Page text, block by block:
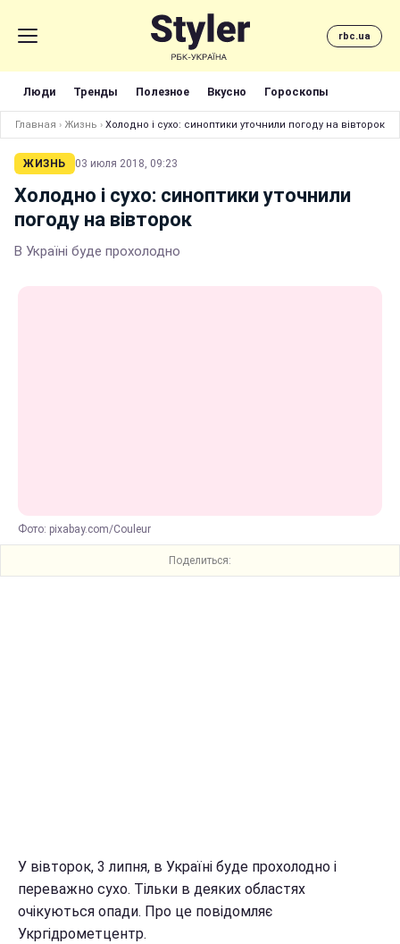
rbc.ua
Люди Тренды Полезное Вкусно Гороскопы
Главная › Жизнь › Холодно і сухо: синоптики уточнили погоду на вівторок
ЖИЗНЬ 03 июля 2018, 09:23
Холодно і сухо: синоптики уточнили
погоду на вівторок
В Україні буде прохолодно
Фото: pixabay.com/Couleur
Поделиться:
У вівторок, 3 липня, в Україні буде прохолодно і
переважно сухо. Тільки в деяких областях
очікуються опади. Про це повідомляє
Укргідрометцентр.